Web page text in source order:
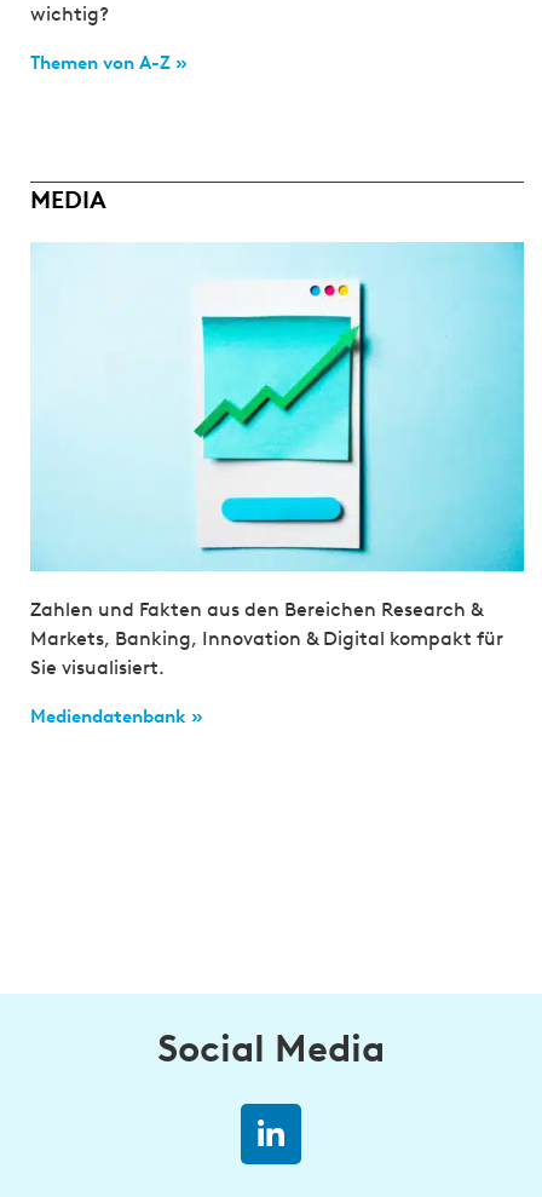
wichtig?
Themen von A-Z »
MEDIA
Zahlen und Fakten aus den Bereichen Research &
Markets, Banking, Innovation & Digital kompakt für
Sie visualisiert.
Mediendatenbank »
Social Media